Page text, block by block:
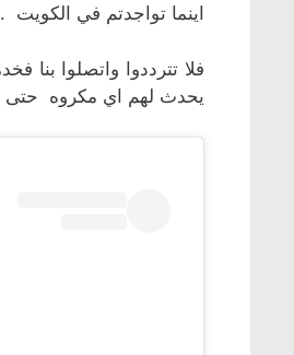
اينما تواجدتم في الكويت .
فلا تترددوا واتصلوا
يحدث لهم اي مكروه حتى